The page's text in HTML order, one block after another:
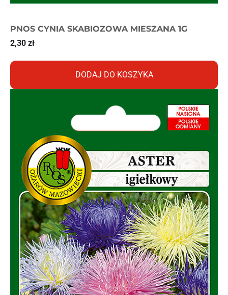
PNOS CYNIA SKABIOZOWA MIESZANA 1G
2,30 zł
DODAJ DO KOSZYKA